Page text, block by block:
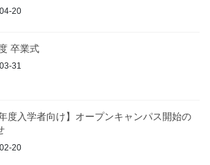
20
卒業式
31
度入学者向け】オープンキャンパス開始の
20